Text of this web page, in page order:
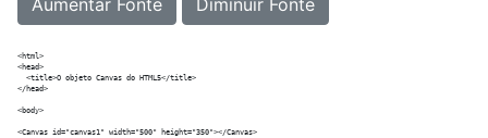
Aumentar Fonte Diminuir Fonte
<html>
<head>
  <title>O objeto Canvas do HTML5</title>
</head>
<body>
<Canvas id="canvas1" width="500" height="350"></Canvas>